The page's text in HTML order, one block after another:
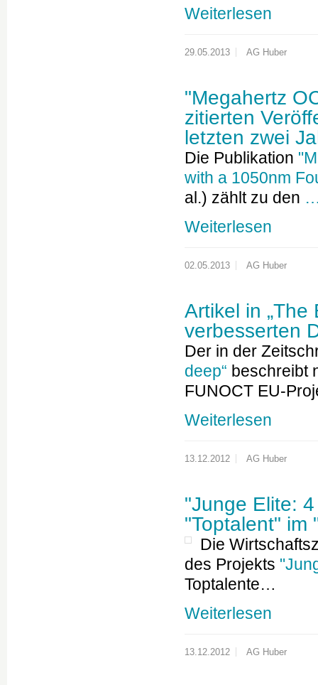
Weiterlesen
29.05.2013 AG Huber
"Megahertz
zitierten
letzten zwei
Die Publikation
with a 1050nm
al.) zählt zu den
Weiterlesen
02.05.2013 AG Huber
Artikel in „The
verbesserten
Der in der
deep“ beschreibt
FUNOCT EU-
Weiterlesen
13.12.2012 AG Huber
"Junge Elite:
"Toptalent" im
Die
des Projekts
Toptalente…
Weiterlesen
13.12.2012 AG Huber